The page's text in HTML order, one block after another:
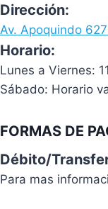
Dirección:
Av. Apoquindo
Horario:
Lunes a Viernes:
Sábado: Horario
FORMAS DE
Débito/
Para mas